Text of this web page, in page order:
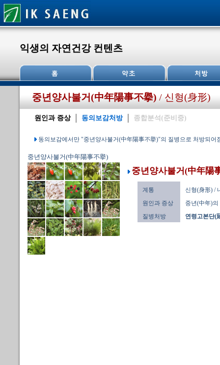
익생의 자연건강 컨텐츠
중년양사불거(中年陽事不擧) / 신형(身形)
원인과 증상 동의보감처방 종합분석(준비중)
동의보감에서만 "중년양사불거(中年陽事不擧)"의 질병으로 처방되어
중년양사불거(中年陽事不擧)
중년양사불거(中年陽
계통
신형(身形) /
원인과 증상
중년(中年)
질병처방
연령고본단(